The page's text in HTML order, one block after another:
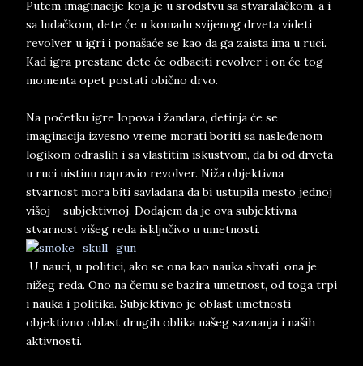
Putem imaginacije koja je u srodstvu sa stvaralačkom, a i
sa ludačkom, dete će u komadu svijenog drveta videti
revolver u igri i ponašaće se kao da ga zaista ima u ruci.
Kad igra prestane dete će odbaciti revolver i on će tog
momenta opet postati obično drvo.
Na početku igre lopova i žandara, detinja će se
imaginacija izvesno vreme morati boriti sa nasleđenom
logikom odraslih i sa vlastitim iskustvom, da bi od drveta
u ruci uistinu napravio revolver. Niža objektivna
stvarnost mora biti savladana da bi ustupila mesto jednoj
višoj – subjektivnoj. Dodajem da je ova subjektivna
stvarnost višeg reda isključivo u umetnosti.
U nauci, u politici, ako se ona kao nauka shvati, ona je
nižeg reda. Ono na čemu se bazira umetnost, od toga trpi
i nauka i politika. Subjektivno je oblast umetnosti
objektivno oblast drugih oblika našeg saznanja i naših
aktivnosti.